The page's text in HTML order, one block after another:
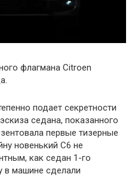
флагмана Citroen
подает секретности
седана, показанного
первые тизерные
новенький C6 не
как седан 1-го
в машине сделали